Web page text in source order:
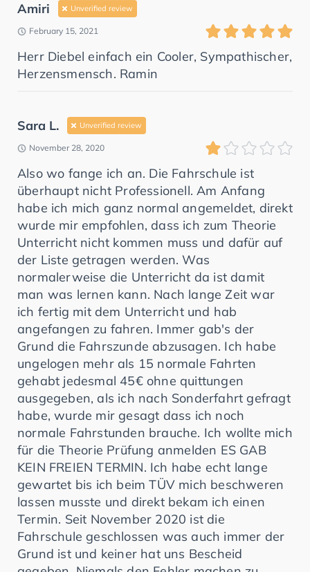
Amiri Unverified review
February 15, 2021
Herr Diebel einfach ein Cooler, Sympathischer,
Herzensmensch. Ramin
Sara L. Unverified review
November 28, 2020
Also wo fange ich an. Die Fahrschule ist
überhaupt nicht Professionell. Am Anfang
habe ich mich ganz normal angemeldet, direkt
wurde mir empfohlen, dass ich zum Theorie
Unterricht nicht kommen muss und dafür auf
der Liste getragen werden. Was
normalerweise die Unterricht da ist damit
man was lernen kann. Nach lange Zeit war
ich fertig mit dem Unterricht und hab
angefangen zu fahren. Immer gab's der
Grund die Fahrszunde abzusagen. Ich habe
ungelogen mehr als 15 normale Fahrten
gehabt jedesmal 45€ ohne quittungen
ausgegeben, als ich nach Sonderfahrt gefragt
habe, wurde mir gesagt dass ich noch
normale Fahrstunden brauche. Ich wollte mich
für die Theorie Prüfung anmelden ES GAB
KEIN FREIEN TERMIN. Ich habe echt lange
gewartet bis ich beim TÜV mich beschweren
lassen musste und direkt bekam ich einen
Termin. Seit November 2020 ist die
Fahrschule geschlossen was auch immer der
Grund ist und keiner hat uns Bescheid